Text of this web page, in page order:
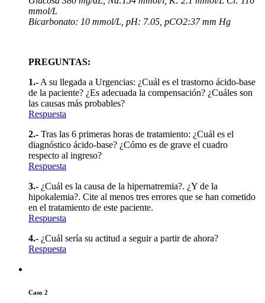
mmol/L
Bicarbonato: 10 mmol/L, pH: 7.05, pCO2:37 mm Hg
PREGUNTAS:
1.- A su llegada a Urgencias: ¿Cuál es el trastorno ácido-base
de la paciente? ¿Es adecuada la compensación? ¿Cuáles son
las causas más probables?
Respuesta
2.- Tras las 6 primeras horas de tratamiento: ¿Cuál es el
diagnóstico ácido-base? ¿Cómo es de grave el cuadro
respecto al ingreso?
Respuesta
3.- ¿Cuál es la causa de la hipernatremia?. ¿Y de la
hipokalemia?. Cite al menos tres errores que se han cometido
en el tratamiento de este paciente.
Respuesta
4.- ¿Cuál sería su actitud a seguir a partir de ahora?
Respuesta
Caso 2